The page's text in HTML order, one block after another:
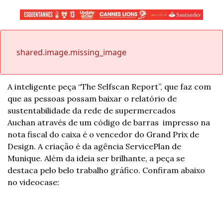
shared.image.missing_image
A inteligente peça “The Selfscan Report”, que faz com
que as pessoas possam baixar o relatório de
sustentabilidade da rede de supermercados
Auchan através de um código de barras  impresso na
nota fiscal do caixa é o vencedor do Grand Prix de
Design. A criação é da agência ServicePlan de
Munique. Além da ideia ser brilhante, a peça se
destaca pelo belo trabalho gráfico. Confiram abaixo
no videocase: